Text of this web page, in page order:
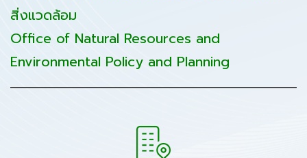
สิ่งแวดล้อม
Office of Natural Resources and
Environmental Policy and Planning